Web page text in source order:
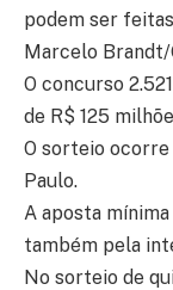
podem ser
Marcelo Brandt/
O concurso
de R$ 125
O sorteio ocorre
Paulo.
A aposta
também pela
No sorteio de